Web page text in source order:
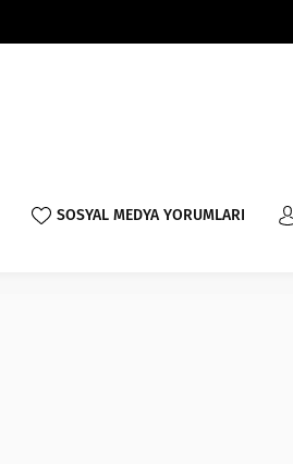
SOSYAL MEDYA YORUMLARI